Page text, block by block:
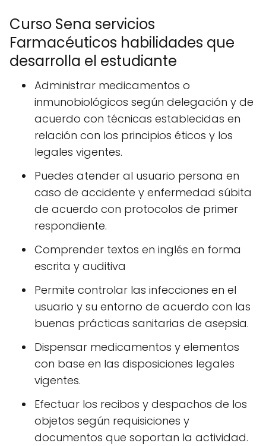
Curso Sena servicios
Farmacéuticos habilidades que
desarrolla el estudiante
Administrar medicamentos o
inmunobiológicos según delegación y de
acuerdo con técnicas establecidas en
relación con los principios éticos y los
legales vigentes.
Puedes atender al usuario persona en
caso de accidente y enfermedad súbita
de acuerdo con protocolos de primer
respondiente.
Comprender textos en inglés en forma
escrita y auditiva
Permite controlar las infecciones en el
usuario y su entorno de acuerdo con las
buenas prácticas sanitarias de asepsia.
Dispensar medicamentos y elementos
con base en las disposiciones legales
vigentes.
Efectuar los recibos y despachos de los
objetos según requisiciones y
documentos que soportan la actividad.